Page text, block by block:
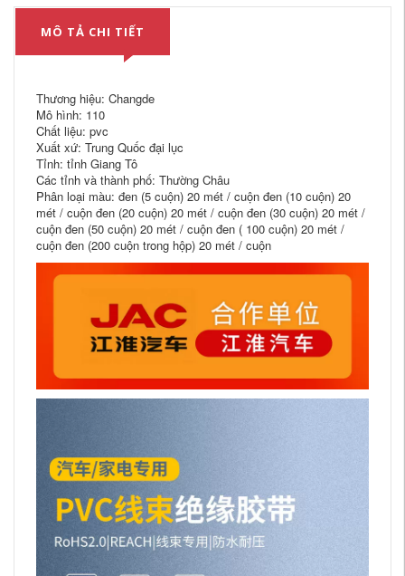
MÔ TẢ CHI TIẾT
Thương hiệu: Changde
Mô hình: 110
Chất liệu: pvc
Xuất xứ: Trung Quốc đại lục
Tỉnh: tỉnh Giang Tô
Các tỉnh và thành phố: Thường Châu
Phân loại màu: đen (5 cuộn) 20 mét / cuộn đen (10 cuộn) 20
mét / cuộn đen (20 cuộn) 20 mét / cuộn đen (30 cuộn) 20 mét /
cuộn đen (50 cuộn) 20 mét / cuộn đen ( 100 cuộn) 20 mét /
cuộn đen (200 cuộn trong hộp) 20 mét / cuộn